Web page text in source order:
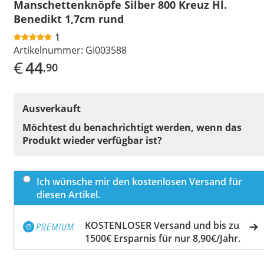
Manschettenknöpfe Silber 800 Kreuz Hl.
Benedikt 1,7cm rund
1
Artikelnummer: GI003588
€44,90
Ausverkauft
Möchtest du benachrichtigt werden, wenn das
Produkt wieder verfügbar ist?
Ich wünsche mir den kostenlosen Versand für
diesen Artikel.
KOSTENLOSER Versand und bis zu
1500€ Ersparnis für nur 8,90€/Jahr.